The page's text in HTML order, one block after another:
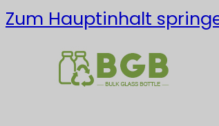
Zum Hauptinhalt